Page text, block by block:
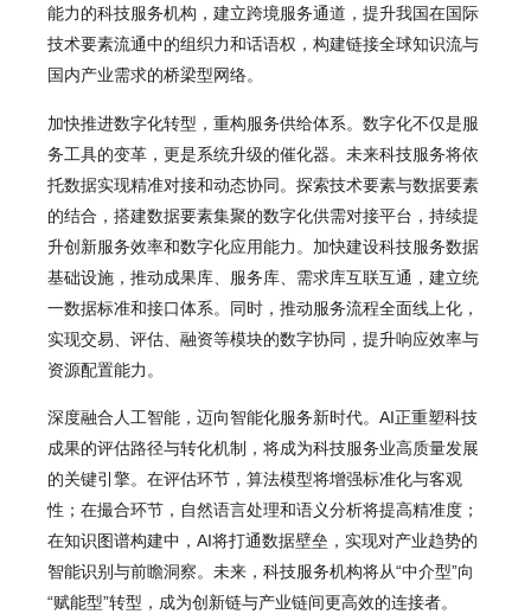
能力的科技服务机构，建立跨境服务通道，提升我国在国际
技术要素流通中的组织力和话语权，构建链接全球知识流与
国内产业需求的桥梁型网络。
加快推进数字化转型，重构服务供给体系。数字化不仅是服
务工具的变革，更是系统升级的催化器。未来科技服务将依
托数据实现精准对接和动态协同。探索技术要素与数据要素
的结合，搭建数据要素集聚的数字化供需对接平台，持续提
升创新服务效率和数字化应用能力。加快建设科技服务数据
基础设施，推动成果库、服务库、需求库互联互通，建立统
一数据标准和接口体系。同时，推动服务流程全面线上化，
实现交易、评估、融资等模块的数字协同，提升响应效率与
资源配置能力。
深度融合人工智能，迈向智能化服务新时代。AI正重塑科技
成果的评估路径与转化机制，将成为科技服务业高质量发展
的关键引擎。在评估环节，算法模型将增强标准化与客观
性；在撮合环节，自然语言处理和语义分析将提高精准度；
在知识图谱构建中，AI将打通数据壁垒，实现对产业趋势的
智能识别与前瞻洞察。未来，科技服务机构将从“中介型”向
“赋能型”转型，成为创新链与产业链间更高效的连接者。